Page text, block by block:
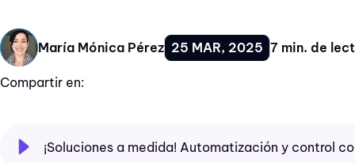
María Mónica Pérez 25 MAR, 2025 7 min. de
Compartir en:
¡Soluciones a medida! Automatización y control